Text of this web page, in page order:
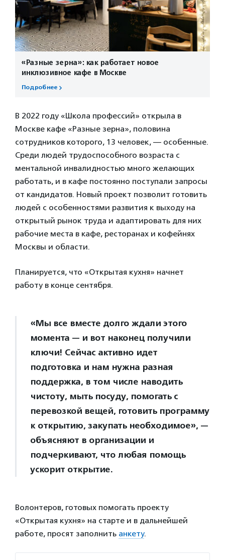
«Разные зерна»: как работает новое
инклюзивное кафе в Москве
Подробнее
В 2022 году «Школа профессий» открыла в
Москве кафе «Разные зерна», половина
сотрудников которого, 13 человек, — особенные.
Среди людей трудоспособного возраста с
ментальной инвалидностью много желающих
работать, и в кафе постоянно поступали запросы
от кандидатов. Новый проект позволит готовить
людей с особенностями развития к выходу на
открытый рынок труда и адаптировать для них
рабочие места в кафе, ресторанах и кофейнях
Москвы и области.
Планируется, что «Открытая кухня» начнет
работу в конце сентября.
«Мы все вместе долго ждали этого
момента — и вот наконец получили
ключи! Сейчас активно идет
подготовка и нам нужна разная
поддержка, в том числе наводить
чистоту, мыть посуду, помогать с
перевозкой вещей, готовить программу
к открытию, закупать необходимое», —
объясняют в организации и
подчеркивают, что любая помощь
ускорит открытие.
Волонтеров, готовых помогать проекту
«Открытая кухня» на старте и в дальнейшей
работе, просят заполнить анкету.